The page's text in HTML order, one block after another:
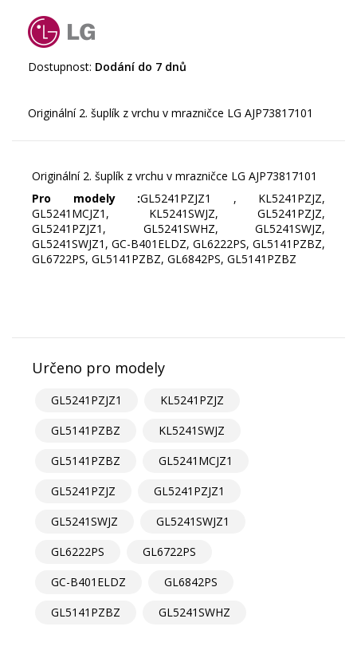
Dostupnost: Dodání do 7 dnů
Originální 2. šuplík z vrchu v mrazničce LG AJP73817101
Pro modely :GL5241PZJZ1 , KL5241PZJZ,
GL5241MCJZ1, KL5241SWJZ, GL5241PZJZ,
GL5241PZJZ1, GL5241SWHZ, GL5241SWJZ,
GL5241SWJZ1, GC-B401ELDZ, GL6222PS, GL5141PZBZ,
GL6722PS, GL5141PZBZ, GL6842PS, GL5141PZBZ
Určeno pro modely
GL5241PZJZ1
KL5241PZJZ
GL5141PZBZ
KL5241SWJZ
GL5141PZBZ
GL5241MCJZ1
GL5241PZJZ
GL5241PZJZ1
GL5241SWJZ
GL5241SWJZ1
GL6222PS
GL6722PS
GC-B401ELDZ
GL6842PS
GL5141PZBZ
GL5241SWHZ